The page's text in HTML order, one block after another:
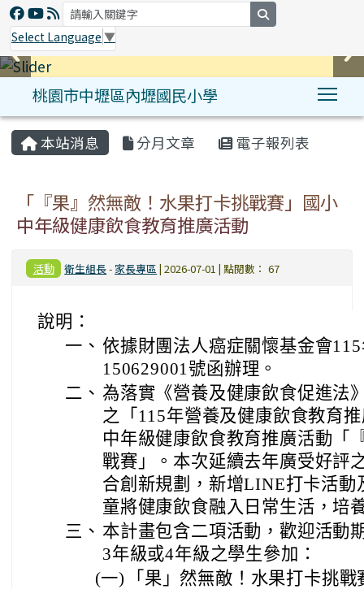
Select Language ▼
桃園市中壢區內壢國民小學
:::
本站消息 分月文章 電子報列表
「『果』然無敵！水果打卡挑戰賽」國小
中年級健康飲食教育推廣活動
活動 衛生組長- 家長專區 | 2026-07-01 | 點閱數： 67
說明：
一、 依據財團法人癌症關懷基金會
150629001號函辦理。
二、 為落實《營養及健康飲食促進法
之「115年營養及健康飲食教育
中年級健康飲食教育推廣活動「
戰賽」。本次延續去年廣受好評
合創新規劃，新增LINE打卡活動
童將健康飲食融入日常生活，培
三、 本計畫包含二項活動，歡迎活動
3年級或4年級之學生參加：
(一)
「果」然無敵！水果打卡挑